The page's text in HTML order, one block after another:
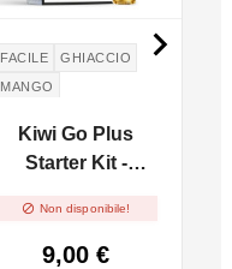
FACILE
GHIACCIO
MANGO
Kiwi Go Plus
Starter Kit -
 Non disponibile!
9,00 €
